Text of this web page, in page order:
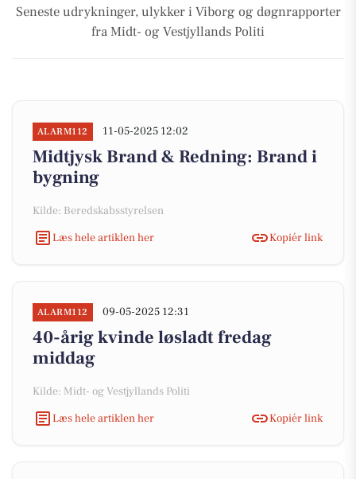
Seneste udrykninger, ulykker i Viborg og døgnrapporter
fra Midt- og Vestjyllands Politi
ALARM112 11-05-2025 12:02
Midtjysk Brand & Redning: Brand i
bygning
Kilde: Beredskabsstyrelsen
Læs hele artiklen her
Kopiér link
ALARM112 09-05-2025 12:31
40-årig kvinde løsladt fredag
middag
Kilde: Midt- og Vestjyllands Politi
Læs hele artiklen her
Kopiér link